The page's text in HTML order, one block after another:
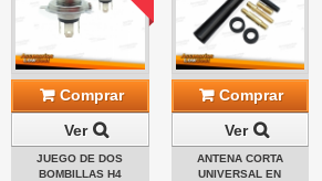
Comprar
Ver
JUEGO DE DOS
BOMBILLAS H4
Comprar
Ver
ANTENA CORTA
UNIVERSAL EN